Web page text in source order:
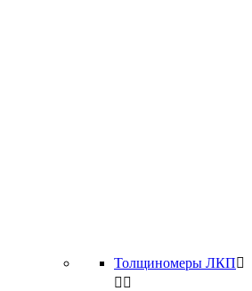
Толщиномеры ЛКП
 